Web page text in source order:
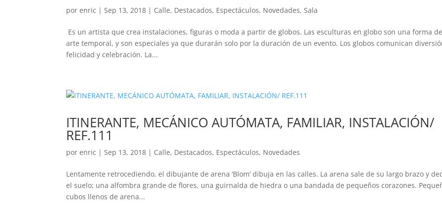
porenric |Sep 13, 2018 | Calle, Destacados, Espectáculos, Novedades,Sala
Es un artista que crea instalaciones, figuras o moda a partir de globos. Las esculturas en globo son una forma de
arte temporal, y son especiales ya que durarán solo por la duración de un evento. Los globos comunican
felicidad y celebración. La...
ITINERANTE, MECÁNICO AUTÓMATA, FAMILIAR, INSTALACIÓN/
REF.111
porenric |Sep 13, 2018 | Calle, Destacados, Espectáculos, Novedades
Lentamente retrocediendo, el dibujante de arena ‘Blom’ dibuja en las calles. La arena sale de su largo brazo y
el suelo; una alfombra grande de flores, una guirnalda de hiedra o una bandada de pequeños corazones.
cubos llenos de arena...